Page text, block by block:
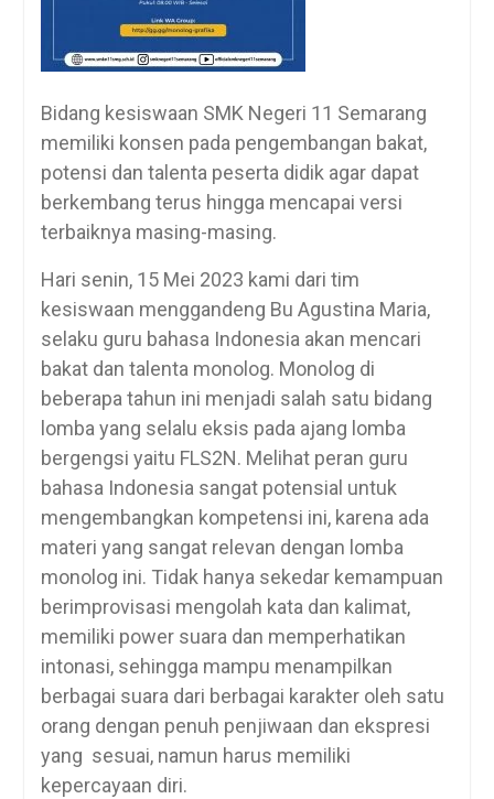
Bidang kesiswaan SMK Negeri 11 Semarang
memiliki konsen pada pengembangan bakat,
potensi dan talenta peserta didik agar dapat
berkembang terus hingga mencapai versi
terbaiknya masing-masing.
Hari senin, 15 Mei 2023 kami dari tim
kesiswaan menggandeng Bu Agustina Maria,
selaku guru bahasa Indonesia akan mencari
bakat dan talenta monolog. Monolog di
beberapa tahun ini menjadi salah satu bidang
lomba yang selalu eksis pada ajang lomba
bergengsi yaitu FLS2N. Melihat peran guru
bahasa Indonesia sangat potensial untuk
mengembangkan kompetensi ini, karena ada
materi yang sangat relevan dengan lomba
monolog ini. Tidak hanya sekedar kemampuan
berimprovisasi mengolah kata dan kalimat,
memiliki power suara dan memperhatikan
intonasi, sehingga mampu menampilkan
berbagai suara dari berbagai karakter oleh satu
orang dengan penuh penjiwaan dan ekspresi
yang sesuai, namun harus memiliki
kepercayaan diri.